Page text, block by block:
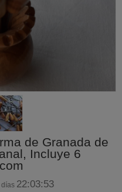
de Granada de
Incluye 6
días 22:03:53